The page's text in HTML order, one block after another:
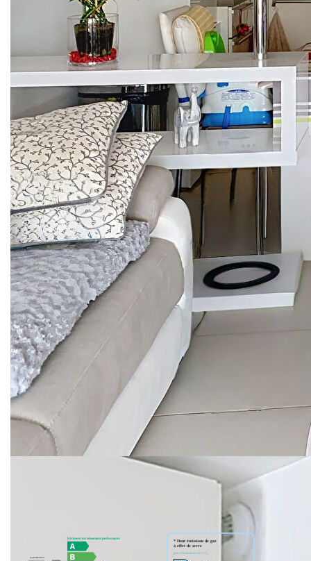
Votre agence Laforêt Menton vous propose en limite de
Carnolès, dans le secteur recherché de Palmosa, ce
charmant appartement de 2 pièces d'environ 47 m²,
idéalement situé à seulement 250 mètres de la mer et à
800 mètres de la gare.
Au sein d'une résidence de standing très sécurisée, ce bien
se compose d'un séjour lumineux ouvrant sur un agréable
balcon-terrasse, d'une cuisine, d'une chambre confortable,
d'une salle de bains avec WC .
Un box privatif complète ce bien rare sur le marché. La
localisation est particulièrement pratique avec commerces,
bus et commodités accessibles à pied, offrant un cadre de
vie aussi confortable que fonctionnel.
L'avis Laforêt : un appartement idéal pour une résidence
principale ou secondaire, alliant sécurité, confort et
proximité immédiate de la mer et des transports.
(Un congés pour vente a été donné au locataire, libération
des lieux prévue mi-janvier 2027).
Votre Agence Laforêt vous accueille téléphoniquement du
lundi au samedi de 8h00 à 19h00 sans interruption.
www.laforet.com/menton
Honoraires à la charge du vendeur
Nous contacter